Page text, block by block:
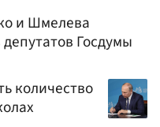
и Шмелева
Госдумы
количество